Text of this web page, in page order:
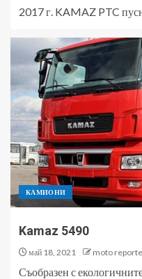
2017 г. KAMAZ PTC
КАМИОНИ
Kamaz 5490
май 18, 2021 moto
Съобразен с